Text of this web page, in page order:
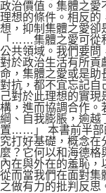
政治價值。集體之愛
理想的條件。相反的
想，抑制集體之愛卻
「……集體之愛可從
公共領域。我們要問
對於政治生活有所貢
命，集體之愛或是助
對抗，都不宜忘記自
己對於此理想的實
構，進而協調合作。
綱、自我膨脹，逾越
置……」 本書前半部
究打好基礎，概念在
麼？它何以和海德格
內在與外在的羞恥，
從而當我們在面對集
之做有力的批判反思